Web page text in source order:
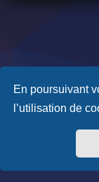
En poursuivant
l’utilisation de